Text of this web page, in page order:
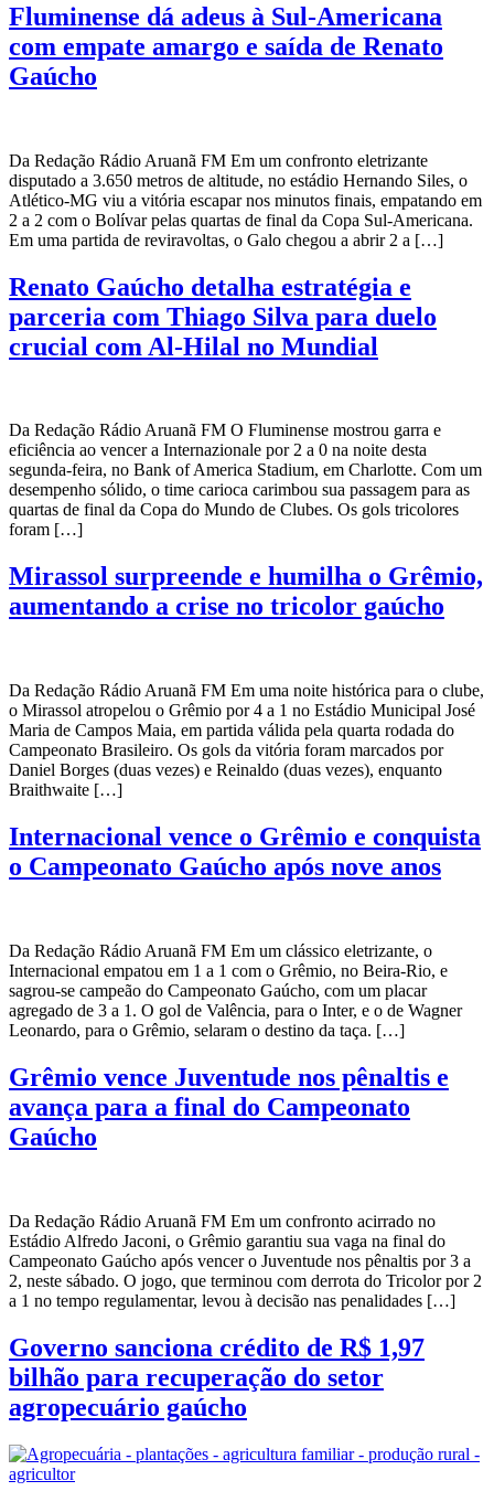
Fluminense dá adeus à Sul-Americana
com empate amargo e saída de Renato
Gaúcho
Da Redação Rádio Aruanã FM Em um confronto eletrizante
disputado a 3.650 metros de altitude, no estádio Hernando Siles, o
Atlético-MG viu a vitória escapar nos minutos finais, empatando em
2 a 2 com o Bolívar pelas quartas de final da Copa Sul-Americana.
Em uma partida de reviravoltas, o Galo chegou a abrir 2 a […]
Renato Gaúcho detalha estratégia e
parceria com Thiago Silva para duelo
crucial com Al-Hilal no Mundial
Da Redação Rádio Aruanã FM O Fluminense mostrou garra e
eficiência ao vencer a Internazionale por 2 a 0 na noite desta
segunda-feira, no Bank of America Stadium, em Charlotte. Com um
desempenho sólido, o time carioca carimbou sua passagem para as
quartas de final da Copa do Mundo de Clubes. Os gols tricolores
foram […]
Mirassol surpreende e humilha o Grêmio,
aumentando a crise no tricolor gaúcho
Da Redação Rádio Aruanã FM Em uma noite histórica para o clube,
o Mirassol atropelou o Grêmio por 4 a 1 no Estádio Municipal José
Maria de Campos Maia, em partida válida pela quarta rodada do
Campeonato Brasileiro. Os gols da vitória foram marcados por
Daniel Borges (duas vezes) e Reinaldo (duas vezes), enquanto
Braithwaite […]
Internacional vence o Grêmio e conquista
o Campeonato Gaúcho após nove anos
Da Redação Rádio Aruanã FM Em um clássico eletrizante, o
Internacional empatou em 1 a 1 com o Grêmio, no Beira-Rio, e
sagrou-se campeão do Campeonato Gaúcho, com um placar
agregado de 3 a 1. O gol de Valência, para o Inter, e o de Wagner
Leonardo, para o Grêmio, selaram o destino da taça. […]
Grêmio vence Juventude nos pênaltis e
avança para a final do Campeonato
Gaúcho
Da Redação Rádio Aruanã FM Em um confronto acirrado no
Estádio Alfredo Jaconi, o Grêmio garantiu sua vaga na final do
Campeonato Gaúcho após vencer o Juventude nos pênaltis por 3 a
2, neste sábado. O jogo, que terminou com derrota do Tricolor por 2
a 1 no tempo regulamentar, levou à decisão nas penalidades […]
Governo sanciona crédito de R$ 1,97
bilhão para recuperação do setor
agropecuário gaúcho